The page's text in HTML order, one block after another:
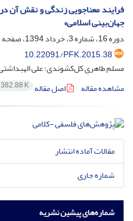
فرایند معناجویی زندگی و نقش آن در
جهان‌بینی اسلامی»
دوره 16، شماره 3، خرداد 1394، صفحه
10.22091/PFK.2015.38
مسلم طاهری کل‌کشوندی؛ علی
مشاهده مقاله
اصل مقاله 382.88 K
مقالات آماده انتشار
شماره جاری
شماره‌های پیشین نشریه